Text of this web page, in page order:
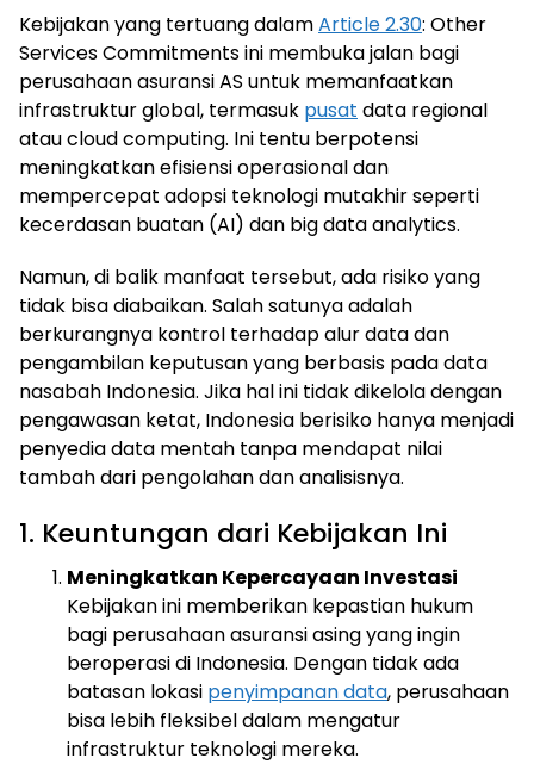
Kebijakan yang tertuang dalamArticle 2.30: Other
Services Commitments ini membuka jalan bagi
perusahaan asuransi AS untuk memanfaatkan
infrastruktur global, termasuk pusat data regional
atau cloud computing. Ini tentu berpotensi
meningkatkan efisiensi operasional dan
mempercepat adopsi teknologi mutakhir seperti
kecerdasan buatan (AI) dan big data analytics.
Namun, di balik manfaat tersebut, ada risiko yang
tidak bisa diabaikan. Salah satunya adalah
berkurangnya kontrol terhadap alur data dan
pengambilan keputusan yang berbasis pada data
nasabah Indonesia. Jika hal ini tidak dikelola dengan
pengawasan ketat, Indonesia berisiko hanya menjadi
penyedia data mentah tanpa mendapat nilai
tambah dari pengolahan dan analisisnya.
1. Keuntungan dari Kebijakan Ini
Meningkatkan Kepercayaan Investasi
Kebijakan ini memberikan kepastian hukum
bagi perusahaan asuransi asing yang ingin
beroperasi di Indonesia. Dengan tidak ada
batasan lokasi penyimpanan data, perusahaan
bisa lebih fleksibel dalam mengatur
infrastruktur teknologi mereka.